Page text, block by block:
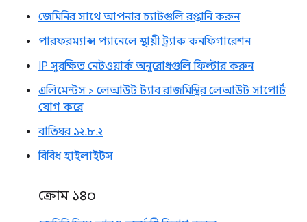
জেমিনির সাথে আপনার চ্যাটগুলি রপ্তানি করুন
পারফরম্যান্স প্যানেলে স্থায়ী ট্র্যাক কনফিগারেশন
IP সুরক্ষিত নেটওয়ার্ক অনুরোধগুলি ফিল্টার করুন
এলিমেন্টস > লেআউট ট্যাব রাজমিস্ত্রির লেআউট সাপোর্ট
যোগ করে
বাতিঘর ১২.৮.২
বিবিধ হাইলাইটস
ক্রোম ১৪০